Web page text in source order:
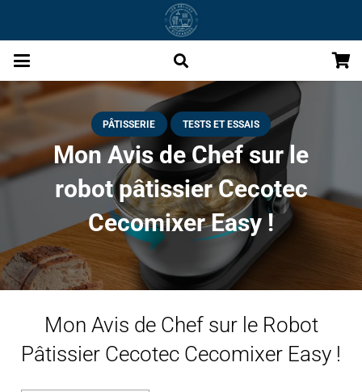
PÂTISSERIE TESTS ET ESSAIS
Mon Avis de Chef sur le
robot pâtissier Cecotec
Cecomixer Easy !
Mon Avis de Chef sur le Robot
Pâtissier Cecotec Cecomixer Easy !